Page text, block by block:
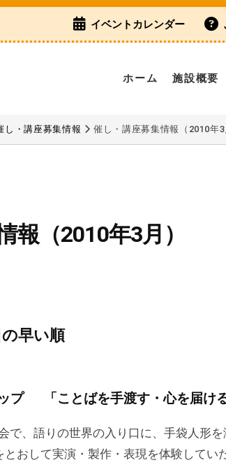
イベントカレンダー
ホーム 施設概要
し・講座募集情報 催し・講座募集情報（2010年3
報（2010年3月）
の早い順
プ 「ことばを手渡す・心を届ける
で、語りの世界の入り口に、手袋人形
おして実演・製作・表現を体験してい